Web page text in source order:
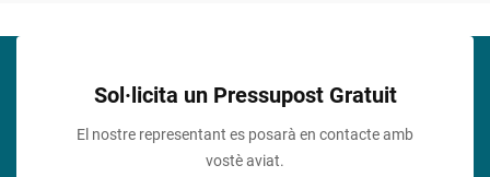
Sol·licita un Pressupost Gratuit
El nostre representant es posarà en contacte amb
vostè aviat.